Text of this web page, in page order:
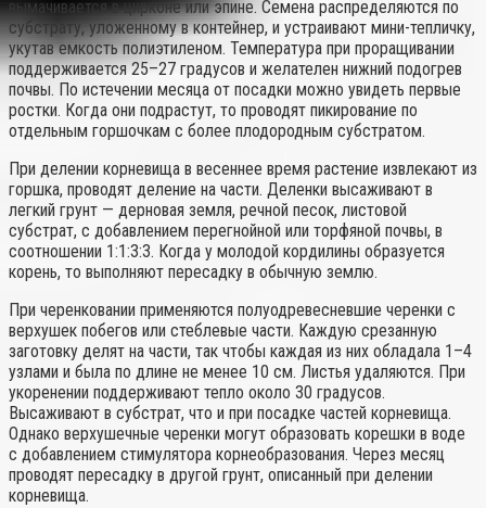
вымачивается в цирконе или эпине. Семена распределяются по
субстрату, уложенному в контейнер, и устраивают мини-тепличку,
укутав емкость полиэтиленом. Температура при проращивании
поддерживается 25–27 градусов и желателен нижний подогрев
почвы. По истечении месяца от посадки можно увидеть первые
ростки. Когда они подрастут, то проводят пикирование по
отдельным горшочкам с более плодородным субстратом.
При делении корневища в весеннее время растение извлекают из
горшка, проводят деление на части. Деленки высаживают в
легкий грунт — дерновая земля, речной песок, листовой
субстрат, с добавлением перегнойной или торфяной почвы, в
соотношении 1:1:3:3. Когда у молодой кордилины образуется
корень, то выполняют пересадку в обычную землю.
При черенковании применяются полуодревесневшие черенки с
верхушек побегов или стеблевые части. Каждую срезанную
заготовку делят на части, так чтобы каждая из них обладала 1–4
узлами и была по длине не менее 10 см. Листья удаляются. При
укоренении поддерживают тепло около 30 градусов.
Высаживают в субстрат, что и при посадке частей корневища.
Однако верхушечные черенки могут образовать корешки в воде
с добавлением стимулятора корнеобразования. Через месяц
проводят пересадку в другой грунт, описанный при делении
корневища.